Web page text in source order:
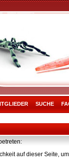
SUCHE
auf dieser Seite,